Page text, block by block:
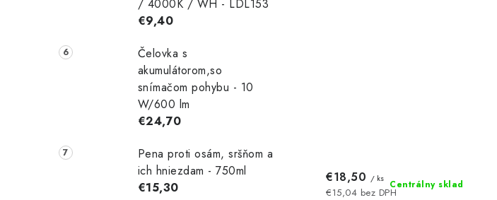
/ 4000K / WH - LDL153
€9,40
Čelovka s
akumulátorom,so
snímačom pohybu - 10
W/600 lm
€24,70
Pena proti osám, sršňom a
ich hniezdam - 750ml
€15,30
Centrálny sklad
€15,04 bez DPH
€18,50 / ks